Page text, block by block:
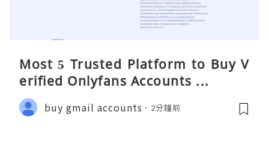
Most 5 Trusted Platform to Buy V
erified Onlyfans Accounts ...
buy gmail accounts 2分鐘前